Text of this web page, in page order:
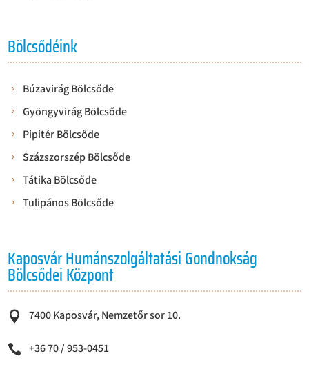
Bölcsődéink
Búzavirág Bölcsőde
Gyöngyvirág Bölcsőde
Pipitér Bölcsőde
Százszorszép Bölcsőde
Tátika Bölcsőde
Tulipános Bölcsőde
Kaposvár Humánszolgáltatási Gondnokság
Bölcsődei Központ
 7400 Kaposvár, Nemzetőr sor 10.
 +36 70 / 953-0451